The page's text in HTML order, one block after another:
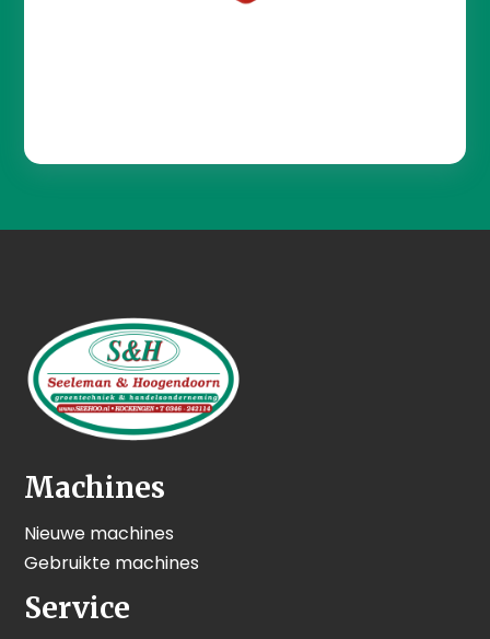
Machines
Nieuwe machines
Gebruikte machines
Service